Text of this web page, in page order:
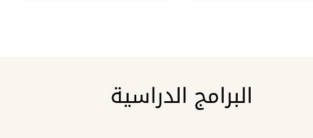
البرامج الدراسية